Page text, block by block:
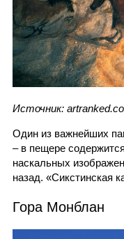
Источник:
Один из важнейших
– в пещере
наскальных
назад. «Сикстинская
Гора Монблан